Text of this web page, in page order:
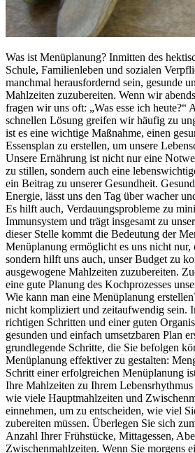
Was ist Menüplanung? Inmitten des
Schule, Familienleben und sozialen
manchmal herausfordernd sein, gesunde
Mahlzeiten zuzubereiten. Wenn wir
fragen wir uns oft: „Was esse ich heute?“
schnellen Lösung greifen wir häufig zu
ist es eine wichtige Maßnahme, einen
Essensplan zu erstellen, um unsere
Unsere Ernährung ist nicht nur eine
zu stillen, sondern auch eine
ein Beitrag zu unserer Gesundheit.
Energie, lässt uns den Tag über wacher
Es hilft auch, Verdauungsprobleme zu
Immunsystem und trägt insgesamt zu
dieser Stelle kommt die Bedeutung der
Menüplanung ermöglicht es uns nicht
sondern hilft uns auch, unser Budget zu
ausgewogene Mahlzeiten zuzubereiten.
eine gute Planung des Kochprozesses
Wie kann man eine Menüplanung
nicht kompliziert und zeitaufwendig sein.
richtigen Schritten und einer guten
gesunden und einfach umsetzbaren Plan
grundlegende Schritte, die Sie befolgen
Menüplanung effektiver zu gestalten:
Schritt einer erfolgreichen Menüplanung
Ihre Mahlzeiten zu Ihrem Lebensrhythmus
wie viele Hauptmahlzeiten und
einnehmen, um zu entscheiden, wie viel
zubereiten müssen. Überlegen Sie sich
Anzahl Ihrer Frühstücke, Mittagessen,
Zwischenmahlzeiten. Wenn Sie morgens